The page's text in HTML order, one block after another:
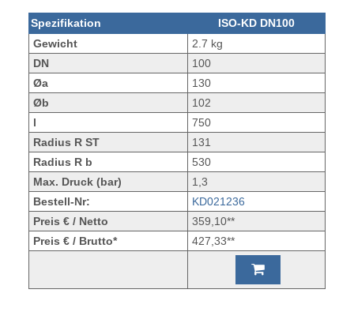
Spezifikation
ISO-KD DN100
Gewicht
2.7 kg
DN
100
Øa
130
Øb
102
l
750
Radius R ST
131
Radius R b
530
Max. Druck (bar)
1,3
Bestell-Nr:
KD021236
Preis € / Netto
359,10**
Preis € / Brutto*
427,33**